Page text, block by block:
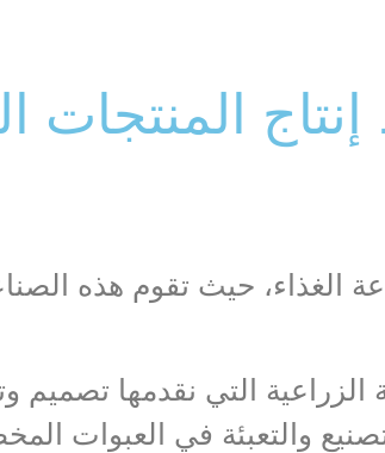
المنتجات
الغذاء، حيث تقوم هذه
التي نقدمها
والتعبئة في العبوات